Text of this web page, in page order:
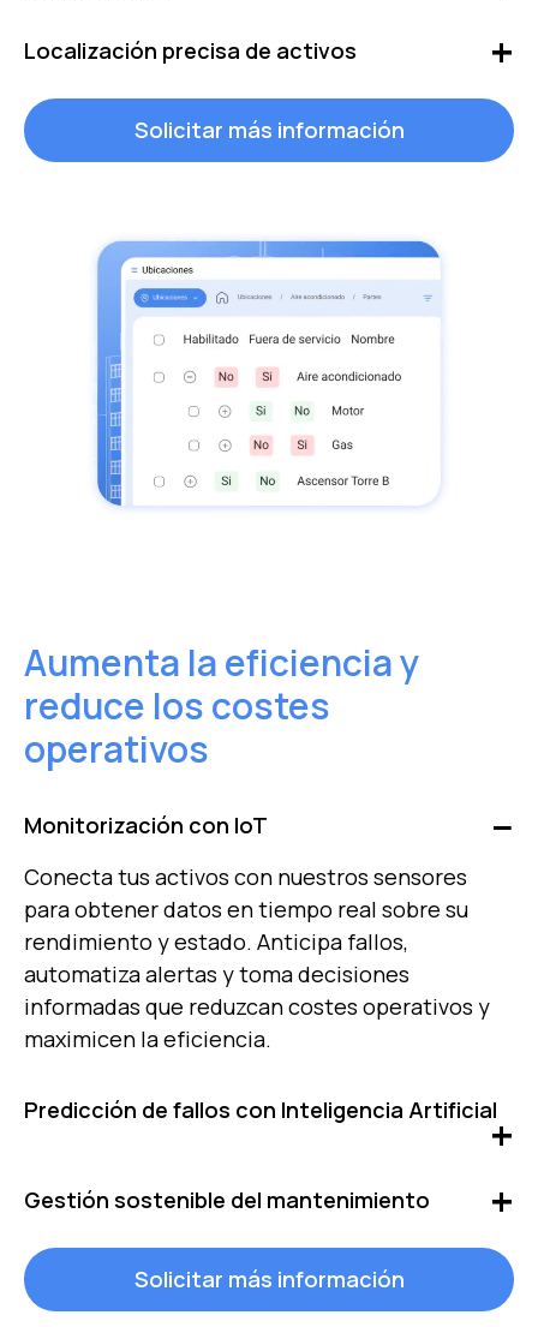
Accede de forma inmediata a la información de
cada equipo escaneando un código desde un
móvil o tablet, facilitando el acceso a datos,
historiales de mantenimiento y órdenes de
trabajo sin necesidad de búsquedas manuales.
Localización precisa de activos
Rastrea la ubicación exacta de tus activos en
cualquier momento y desde cualquier lugar.
Con tecnología de geolocalización, obtén
asegurando su disponibilidad.
Solicitar más información
Aumenta la eficiencia y
reduce los costes
operativos
Monitorización con IoT
Conecta tus activos con nuestros sensores
para obtener datos en tiempo real sobre su
rendimiento y estado. Anticipa fallos,
automatiza alertas y toma decisiones
informadas que reduzcan costes operativos y
maximicen la eficiencia.
Predicción de fallos con Inteligencia Artificial
Adopta estrategias de mantenimiento
antes de que ocurran, evitando costosas
reparaciones. Extiende la vida útil de los
activos, optimiza la planificación de recursos y
Gestión sostenible del mantenimiento
Implementa prácticas de mantenimiento
alineadas con la sostenibilidad. Reduce el
consumo energético y los recursos
Solicitar más información